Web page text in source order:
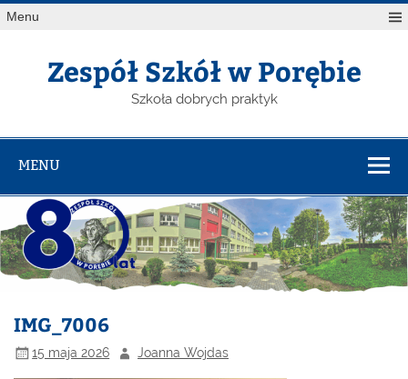
Menu
Zespół Szkół w Porębie
Szkoła dobrych praktyk
MENU
IMG_7006
15 maja 2026 Joanna Wojdas